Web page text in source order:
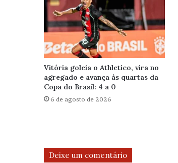
Vitória goleia o Athletico, vira no
agregado e avança às quartas da
Copa do Brasil: 4 a 0
6 de agosto de 2026
Deixe um comentário